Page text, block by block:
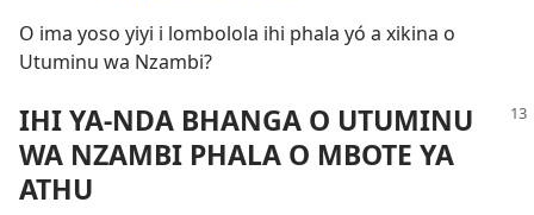
O ima yoso yiyi i lombolola ihi phala yó a xikina o
Utuminu wa Nzambi?
IHI YA-NDA BHANGA O UTUMINU
WA NZAMBI PHALA O MBOTE YA
ATHU